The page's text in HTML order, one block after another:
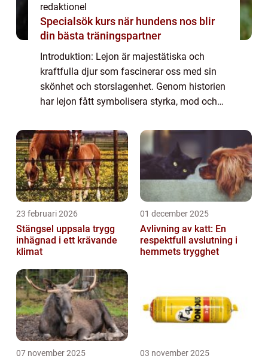
redaktionel
Specialsök kurs när hundens nos blir
din bästa träningspartner
Introduktion: Lejon är majestätiska och
kraftfulla djur som fascinerar oss med sin
skönhet och storslagenhet. Genom historien
har lejon fått symbolisera styrka, mod och
figurer inom både populärkultur oc...
23 februari 2026
Stängsel uppsala trygg
inhägnad i ett krävande
klimat
01 december 2025
Avlivning av katt: En
respektfull avslutning i
hemmets trygghet
07 november 2025 03 november 2025